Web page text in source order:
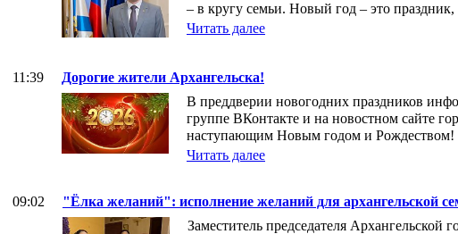
– в кругу семьи. Новый год – это праздник,
Читать далее
11:39
Дорогие жители Архангельска!
В преддверии новогодних праздников
группе ВКонтакте и на новостном сайте
наступающим Новым годом и Рождеством!
Читать далее
09:02
"Ёлка желаний": исполнение желаний для архангельской
Заместитель председателя